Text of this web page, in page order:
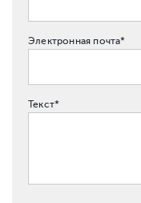
Электронная почта*
Текст*